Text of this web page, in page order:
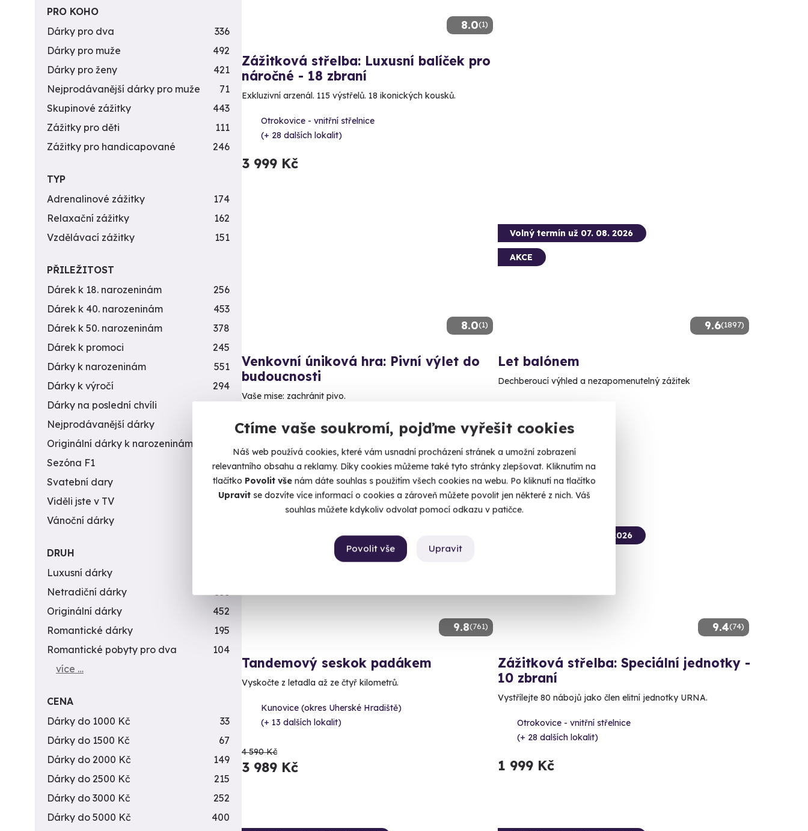
Ctíme vaše soukromí, pojďme vyřešit cookies
Náš web používá cookies, které vám usnadní procházení stránek a umožní zobrazení
relevantního obsahu a reklamy. Díky cookies můžeme také tyto stránky zlepšovat. Kliknutím na
tlačítko Povolit vše nám dáte souhlas s použitím všech cookies na webu. Po kliknutí na tlačítko
Upravitse dozvíte více informací o cookies a zároveň můžete povolit jen některé z nich. Váš
souhlas můžete kdykoliv odvolat pomocí odkazu v patičce.
Upravit
Povolit vše
8.0(1)
Zážitková střelba: Luxusní balíček pro
náročné - 18 zbraní
Exkluzivní arzenál. 115 výstřelů. 18 ikonických kousků.
Otrokovice - vnitřní střelnice
(+ 28 dalších lokalit)
3 999 Kč
8.0(1)
Venkovní úniková hra: Pivní výlet do
budoucnosti
Vaše mise: zachránit pivo.
Zlín (+ 12 dalších lokalit)
1 190 Kč
9.6(1897)
Volný termín už 07. 08. 2026
AKCE
Let balónem
Dechberoucí výhled a nezapomenutelný zážitek
(+ 40 dalších lokalit)
3 490 Kč
2 590 Kč
9.8(761)
Volný termín už 08. 08. 2026
Tandemový seskok padákem
Vyskočte z letadla až ze čtyř kilometrů.
Kunovice (okres Uherské Hradiště)
(+ 13 dalších lokalit)
4 590 Kč
3 989 Kč
9.4(74)
Volný termín už 12. 08. 2026
Zážitková střelba: Speciální jednotky -
10 zbraní
Vystřílejte 80 nábojů jako člen elitní jednotky URNA.
Otrokovice - vnitřní střelnice
(+ 28 dalších lokalit)
1 999 Kč
PRO KOHO
Dárky pro dva
336
Dárky pro muže
492
Dárky pro ženy
421
Nejprodávanější dárky pro muže
71
Skupinové zážitky
443
Zážitky pro děti
111
Zážitky pro handicapované
246
TYP
Adrenalinové zážitky
174
Relaxační zážitky
162
Vzdělávací zážitky
151
PŘILEŽITOST
Dárek k 18. narozeninám
256
Dárek k 40. narozeninám
453
Dárek k 50. narozeninám
378
Dárek k promoci
245
Dárky k narozeninám
551
Dárky k výročí
294
Dárky na poslední chvíli
450
Nejprodávanější dárky
Originální dárky k narozeninám
Sezóna F1
4
Svatební dary
196
Viděli jste v TV
31
Vánoční dárky
DRUH
Luxusní dárky
Netradiční dárky
353
Originální dárky
452
Romantické dárky
195
Romantické pobyty pro dva
104
více …
CENA
Dárky do 1000 Kč
33
Dárky do 1500 Kč
67
Dárky do 2000 Kč
149
Dárky do 2500 Kč
215
Dárky do 3000 Kč
252
Dárky do 5000 Kč
400